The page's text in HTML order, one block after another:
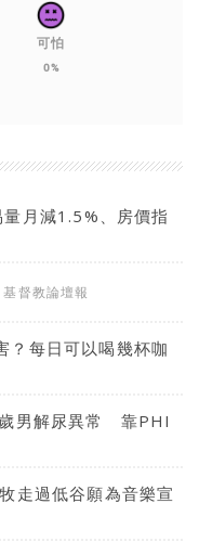
可怕
0%
月減1.5%、房價指
基督教論壇報
？每日可以喝幾杯咖
男解尿異常 靠PHI
走過低谷願為音樂宣